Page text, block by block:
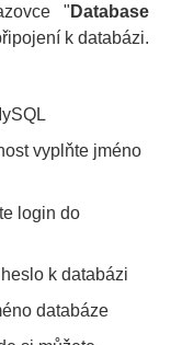
" Database
k databázi.
vyplňte jméno
login do
k databázi
databáze